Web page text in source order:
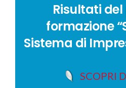
Risultati
formazione
Sistema di
SCOPRI